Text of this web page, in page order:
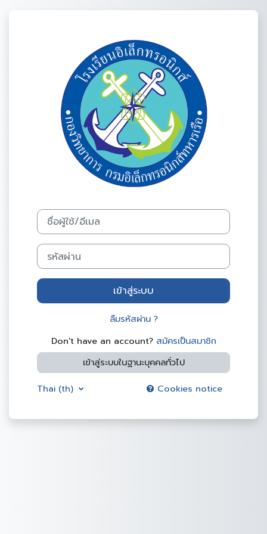
เข้าสู่ระบบในชื่อ รร.อล.กวก.อล.
ข้ามไปสร้างบัญชีผู้ใหญ่ใหม่
ชื่อผู้ใช้/อีเมล
รหัสผ่าน
เข้าสู่ระบบ
ลืมรหัสผ่าน ?
Don't have an account? สมัครเป็นสมาชิก
เข้าสู่ระบบในฐานะบุคคลทั่วไป
Thai ‎(th)‎
Cookies notice